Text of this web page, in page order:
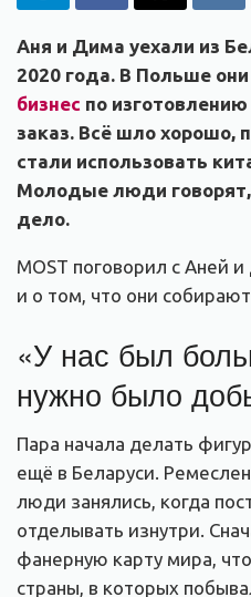
Аня и Дима уехали из
2020 года. В Польше
бизнес по
заказ. Всё шло хорошо,
стали использовать
Молодые люди говорят,
дело.
MOST поговорил с Аней
и о том, что они
«У нас был
нужно было
Пара начала делать
ещё в Беларуси.
люди занялись, когда
отделывать изнутри.
фанерную карту мира,
страны, в которых